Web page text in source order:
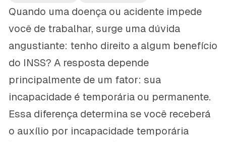
Quando uma doença ou acidente impede
você de trabalhar, surge uma dúvida
angustiante: tenho direito a algum benefício
do INSS? A resposta depende
principalmente de um fator: sua
incapacidade é temporária ou permanente.
Essa diferença determina se você receberá
o auxílio por incapacidade temporária